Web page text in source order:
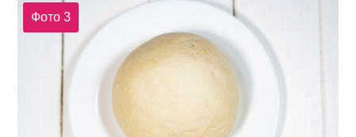
Фото 3